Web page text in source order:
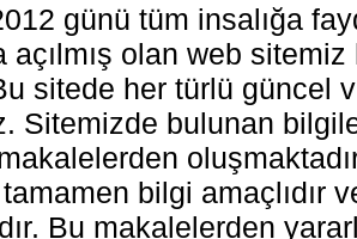
günü tüm insalığa
açılmış olan web
sitede her türlü güncel
Sitemizde bulunan
tamamen bilgi amaçlıdır
Bu makalelerden